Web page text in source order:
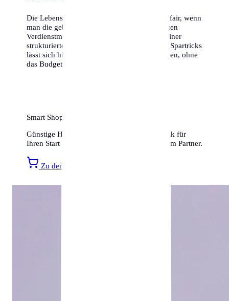
Die Lebenshaltungskosten in Karlsruhe sind fair, wenn
man die gebotene Lebensqualität und die guten
Verdienstmöglichkeiten berücksichtigt. Mit einer
strukturierten Planung und ein paar cleveren Spartricks
lässt sich hier ein hervorragendes Leben führen, ohne
das Budget zu sprengen.
Smart Shopping für Ihr neues Zuhause
Günstige Haushaltsartikel, Möbel und Technik für
Ihren Start in Karlsruhe finden Sie bei unserem Partner.
Zu den Amazon Angeboten »